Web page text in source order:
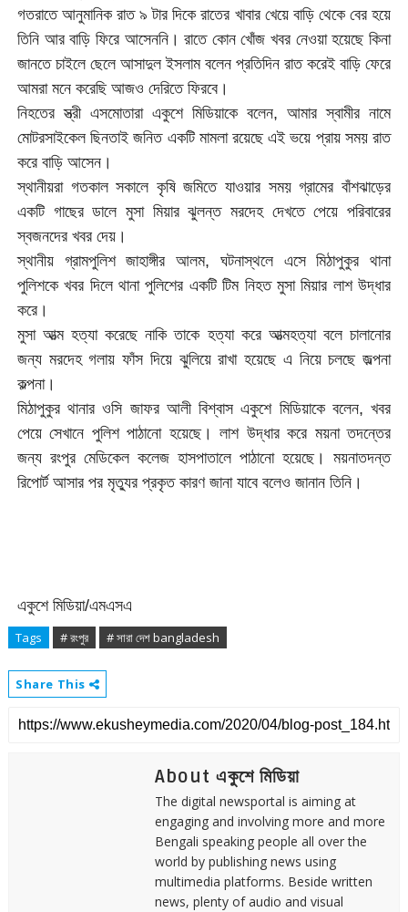
গতরাতে আনুমানিক রাত ৯ টার দিকে রাতের খাবার খেয়ে বাড়ি থেকে বের হয়ে
তিনি আর বাড়ি ফিরে আসেননি। রাতে কোন খোঁজ খবর নেওয়া হয়েছে কিনা
জানতে চাইলে ছেলে আসাদুল ইসলাম বলেন প্রতিদিন রাত করেই বাড়ি ফেরে
আমরা মনে করেছি আজও দেরিতে ফিরবে।
নিহতের স্ত্রী এসমোতারা একুশে মিডিয়াকে বলেন, আমার স্বামীর নামে
মোটরসাইকেল ছিনতাই জনিত একটি মামলা রয়েছে এই ভয়ে প্রায় সময় রাত
করে বাড়ি আসেন।
স্থানীয়রা গতকাল সকালে কৃষি জমিতে যাওয়ার সময় গ্রামের বাঁশঝাড়ের
একটি গাছের ডালে মুসা মিয়ার ঝুলন্ত মরদেহ দেখতে পেয়ে পরিবারের
স্বজনদের খবর দেয়।
স্থানীয় গ্রামপুলিশ জাহাঙ্গীর আলম, ঘটনাস্থলে এসে মিঠাপুকুর থানা
পুলিশকে খবর দিলে থানা পুলিশের একটি টিম নিহত মুসা মিয়ার লাশ উদ্ধার
করে।
মুসা আত্ম হত্যা করেছে নাকি তাকে হত্যা করে আত্মহত্যা বলে চালানোর
জন্য মরদেহ গলায় ফাঁস দিয়ে ঝুলিয়ে রাখা হয়েছে এ নিয়ে চলছে জল্পনা
কল্পনা।
মিঠাপুকুর থানার ওসি জাফর আলী বিশ্বাসএকুশে মিডিয়াকে বলেন, খবর
পেয়ে সেখানে পুলিশ পাঠানো হয়েছে। লাশ উদ্ধার করে ময়না তদন্তের
জন্য রংপুর মেডিকেল কলেজ হাসপাতালে পাঠানো হয়েছে। ময়নাতদন্ত
রিপোর্ট আসার পর মৃত্যুর প্রকৃত কারণ জানা যাবে বলেও জানান তিনি।
একুশে মিডিয়া/এমএসএ
Tags # রংপুর # সারা দেশ bangladesh
Share This
About একুশে মিডিয়া
The digital newsportal is aiming at
engaging and involving more and more
Bengali speaking people all over the
world by publishing news using
multimedia platforms. Beside written
news, plenty of audio and visual